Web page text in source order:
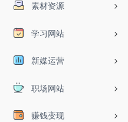
素材资源
学习网站
新媒运营
职场网站
赚钱变现